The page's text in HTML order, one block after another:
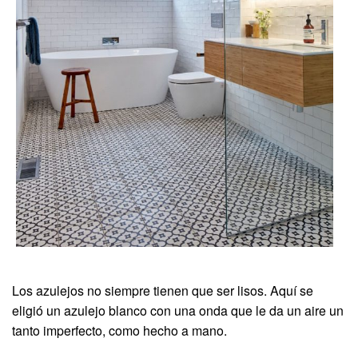
Los azulejos no siempre tienen que ser lisos. Aquí se
eligió un azulejo blanco con una onda que le da un aire un
tanto imperfecto, como hecho a mano.